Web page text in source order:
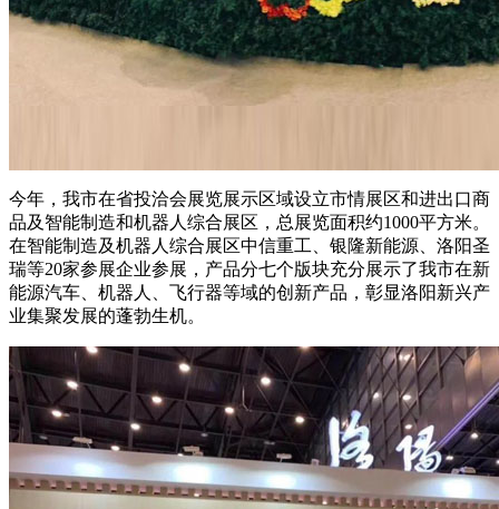
今年，我市在省投洽会展览展示区域设立市情展区和进出口商
品及智能制造和机器人综合展区，总展览面积约1000平方米。
在智能制造及机器人综合展区中信重工、银隆新能源、洛阳圣
瑞等20家参展企业参展，产品分七个版块充分展示了我市在新
能源汽车、机器人、飞行器等域的创新产品，彰显洛阳新兴产
业集聚发展的蓬勃生机。